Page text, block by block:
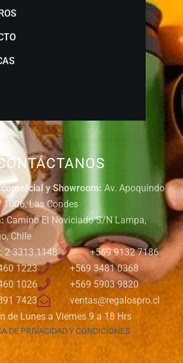
y Showroom: Av. Apoquindo
Las Condes
Camino El Noviciado S/N Lampa,
Chile
2 3313 1148
+569 9132 7186
1223
+569 3481 0368
1026
+569 5903 9820
7423
ventas@regalospro.cl
de Lunes a Viernes 9 a 18 Hrs
DE PRIVACIDAD Y CONDICIONES